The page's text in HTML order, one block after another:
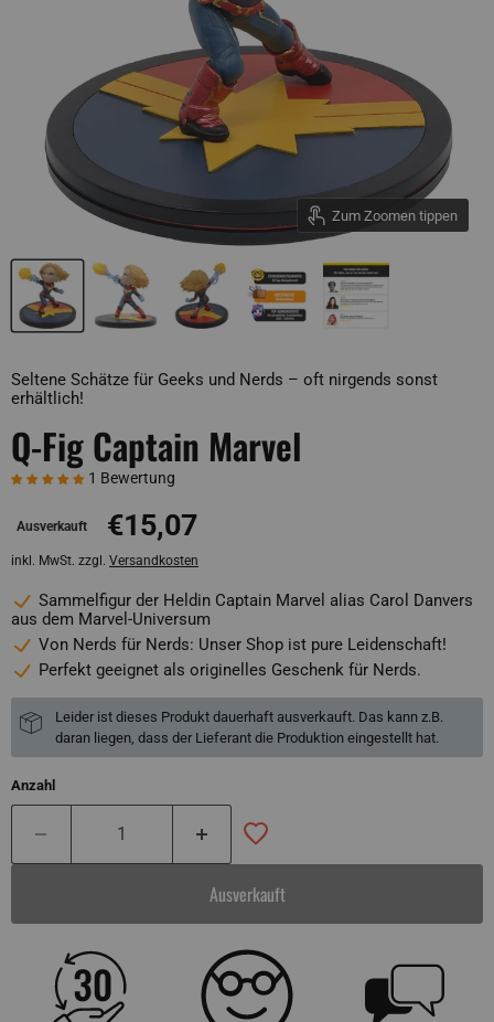
Zum Zoomen tippen
Seltene Schätze für Geeks und Nerds – oft nirgends sonst
erhältlich!
Q-Fig Captain Marvel
1 Bewertung
Ausverkauft €15,07
inkl. MwSt. zzgl. Versandkosten
Sammelfigur der Heldin Captain Marvel alias Carol Danvers
aus dem Marvel-Universum
Von Nerds für Nerds: Unser Shop ist pure Leidenschaft!
Perfekt geeignet als originelles Geschenk für Nerds.
Leider ist dieses Produkt dauerhaft ausverkauft. Das kann z.B.
daran liegen, dass der Lieferant die Produktion eingestellt hat.
Anzahl
Ausverkauft